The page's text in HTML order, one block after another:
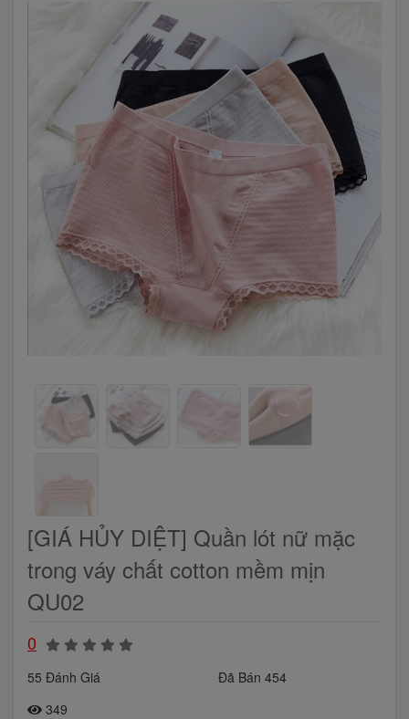
[GIÁ HỦY DIỆT] Quần lót nữ mặc
trong váy chất cotton mềm mịn
QU02
0
55 Đánh Giá
Đã Bán 454
349